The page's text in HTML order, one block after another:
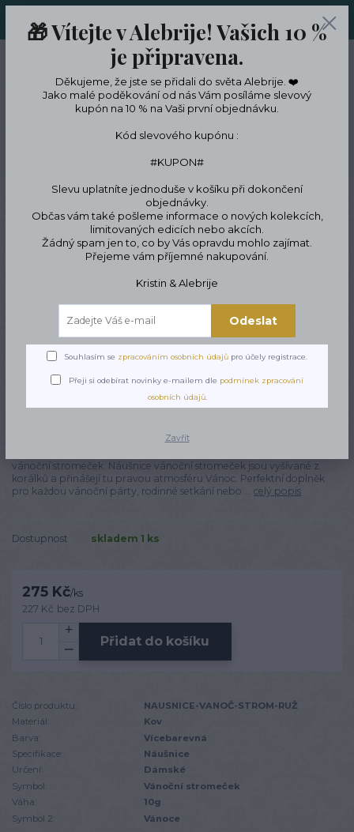
LIMITKÁCH
CZK
Úvod ŠPERKY Náušnice Vánoční stromeček
Vánoční stromeček
TOP produkt
🎄🌟🎄Vánoční stromeček🎄🌟 Vyšívané náušnice ve tvaru vánočního
vánoční stromeček. Náušnice vánoční stromeček jsou vyšívané z
korálků a přinášejí tu pravou atmosféru Vánoc. Perfektní doplněk
pro každou vánoční párty, rodinné setkání nebo ... celý popis
Dostupnost skladem 1 ks
275 Kč/ks
227 Kč bez DPH
Přidat do košíku
Číslo produktu:
NAUSNICE-VANOČ-STROM-RUŽ
Materiál:
Kov
Barva:
Vícebarevná
Specifikace:
Náušnice
Určení:
Dámské
Symbol:
Vánoční stromeček
Váha:
10g
Symbol 2:
Vánoce
🎁 Vítejte v Alebrije! Vašich 10 %
je připravena.
Děkujeme, že jste se přidali do světa Alebrije. ❤️
Jako malé poděkování od nás Vám posíláme slevový
kupón na 10 % na Vaši první objednávku.
Kód slevového kupónu :
#KUPON#
Slevu uplatníte jednoduše v košíku při dokončení
objednávky.
Občas vám také pošleme informace o nových kolekcích,
limitovaných edicích nebo akcích.
Žádný spam jen to, co by Vás opravdu mohlo zajímat.
Přejeme vám příjemné nakupování.
Kristin & Alebrije
Odeslat
Souhlasím se zpracováním osobních údajů pro účely registrace.
Přeji si odebírat novinky e-mailem dle podmínek zpracování
osobních údajů.
Zavřít